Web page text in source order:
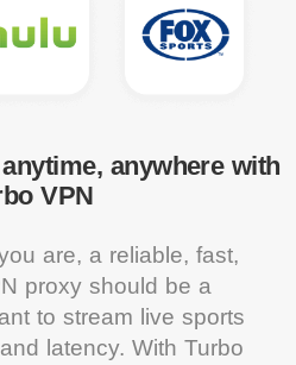
anywhere with
VPN
are, a reliable, fast,
proxy should be a
to stream live sports
latency. With Turbo